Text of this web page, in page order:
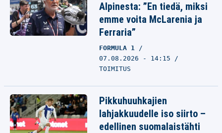
Alpinesta: ”En tiedä, miksi
emme voita McLarenia ja
Ferraria”
FORMULA 1
07.08.2026 - 14:15
TOIMITUS
Pikkuhuuhkajien
lahjakkuudelle iso siirto –
edellinen suomalaistähti